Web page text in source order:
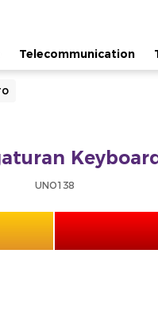
Telecommunication
UNO138